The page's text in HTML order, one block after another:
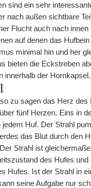
sind ein sehr
nach außen sichtbare
Flucht auch nach innen
auf denen das
minimal hin und her
bieten die Eckstreben
innerhalb der Hornkapsel.
zu sagen das Herz des
fünf Herzen. Eins in
jedem Huf. Der Strahl
das Blut durch den
Strahl ist
des Hufes und
Hufes. Ist der Strahl in
seine Aufgabe nur